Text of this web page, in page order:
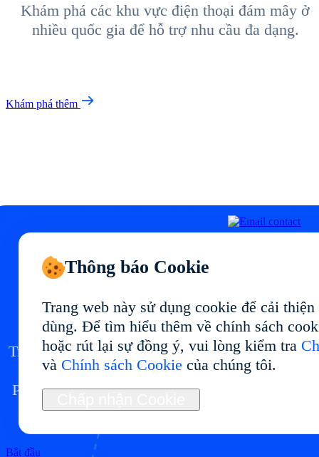
Khám phá các khu vực điện thoại đám mây ở
nhiều quốc gia để hỗ trợ nhu cầu đa dạng.
Khám phá thêm
Bắt đầu điện thoại đám
mây của bạn tại
Triển khai môi trường điện thoại đám mây tại
hiệu suất ổn định và cách dùng linh hoạt.
Phù hợp cho quản lý đa tài khoản, kiểm thử ứng
dụng, tự động hóa và vận hành dài hạn.
Bắt đầu
Thông báo Cookie
Trang web này sử dụng cookie để cải
dùng. Để tìm hiểu thêm về chính sách
hoặc rút lại sự đồng ý, vui lòng kiểm tra
và Chính sách Cookie của chúng tôi.